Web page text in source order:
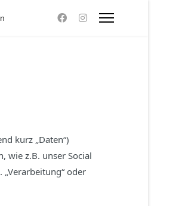
kurz „Daten“)
wie z.B. unser Social
oder